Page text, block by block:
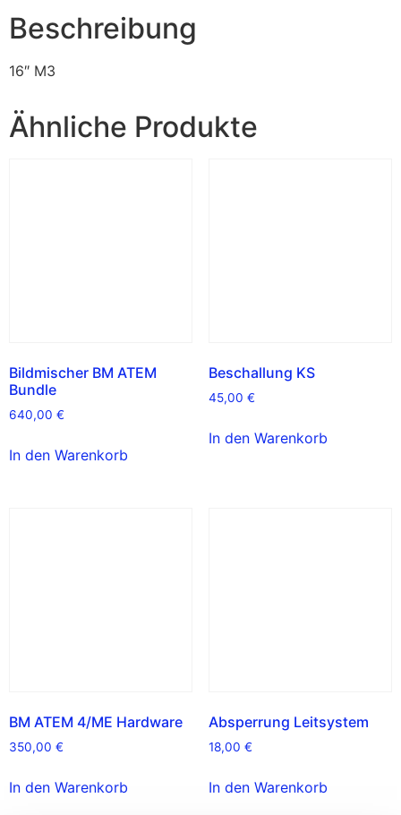
Beschreibung
16″ M3
Ähnliche Produkte
Bildmischer BM ATEM
Bundle
640,00 €
In den Warenkorb
Beschallung KS
45,00 €
In den Warenkorb
BM ATEM 4/ME Hardware
350,00 €
In den Warenkorb
Absperrung Leitsystem
18,00 €
In den Warenkorb